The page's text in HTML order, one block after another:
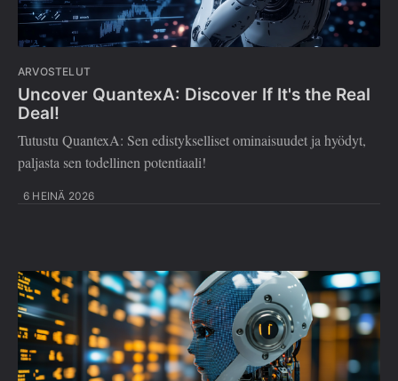
ARVOSTELUT
Uncover QuantexA: Discover If It's the Real
Deal!
Tutustu QuantexA: Sen edistykselliset ominaisuudet ja hyödyt,
paljasta sen todellinen potentiaali!
6 HEINÄ 2026